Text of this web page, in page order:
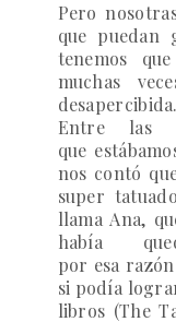
Pero
que puedan
tenemos
muchas
desapercibida.
Entre las
que
nos contó
super
llama Ana,
había
por esa
si podía
libros (The